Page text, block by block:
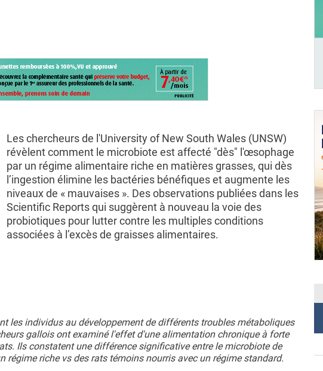
Les chercheurs de l'University of New South Wales (UNSW)
révèlent comment le microbiote est affecté "dès" l'œsophage
par un régime alimentaire riche en matières grasses, qui dès
l’ingestion élimine les bactéries bénéfiques et augmente les
niveaux de « mauvaises ». Des observations publiées dans les
Scientific Reports qui suggèrent à nouveau la voie des
probiotiques pour lutter contre les multiples conditions
associées à l’excès de graisses alimentaires.
les individus au développement de différents troubles métaboliques
gallois ont examiné l'effet d'une alimentation chronique à forte
Ils constatent une différence significative entre le microbiote de
riche vs des rats témoins nourris avec un régime standard.